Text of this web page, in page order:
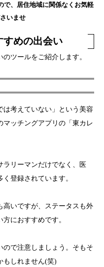
、居住地域に関係なくお気軽
いませ
すめの出会い
ツールをご紹介します。
は考えていない」という美容
ッチングアプリの「東カレ
ラリーマンだけでなく、医
登録されています。
高いですが、ステータスも外
におすすめです。
ので注意しましょう。そもそ
もしれません(笑)